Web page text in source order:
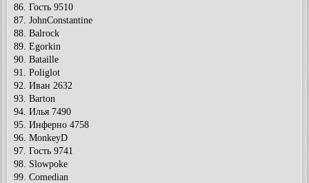
86. Гость 9510
87. JohnConstantine
88. Balrock
89. Egorkin
90. Bataille
91. Poliglot
92. Иван 2632
93. Barton
94. Илья 7490
95. Инферно 4758
96. MonkeyD
97. Гость 9741
98. Slowpoke
99. Comedian